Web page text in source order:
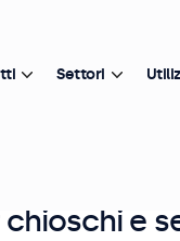
e
Settori